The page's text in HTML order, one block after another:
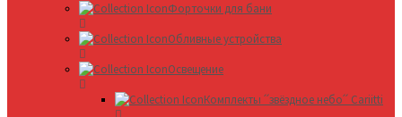
Форточки для бани
Обливные устройства
Освещение
Комплекты ՛՛звёздное небо՛՛ Cariitti